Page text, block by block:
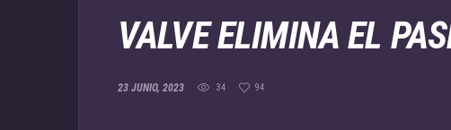
VALVE ELIMINA EL
23 JUNIO, 2023 34 94